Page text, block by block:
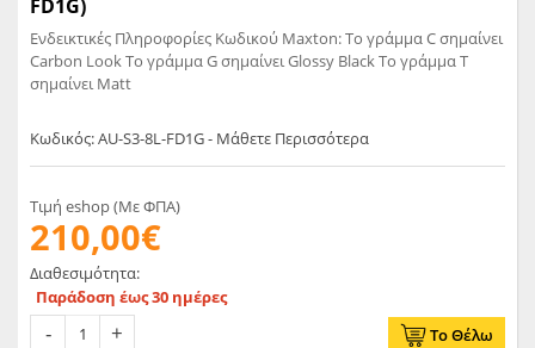
FD1G)
Ενδεικτικές Πληροφορίες Κωδικού Maxton: Το γράμμα C σημαίνει
Carbon Look Το γράμμα G σημαίνει Glossy Black Το γράμμα T
σημαίνει Matt
Κωδικός: AU-S3-8L-FD1G - Μάθετε Περισσότερα
Τιμή eshop (Με ΦΠΑ)
210,00€
Διαθεσιμότητα:
Παράδοση έως 30 ημέρες
Το Θέλω